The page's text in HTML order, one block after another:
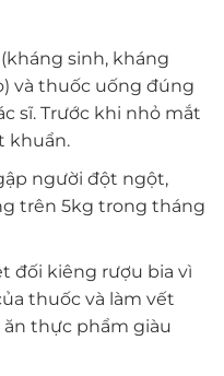
sinh, kháng
và thuốc uống đúng
sĩ. Trước khi nhỏ mắt
khuẩn.
người đột ngột,
trên 5kg trong tháng
đối kiêng rượu bia vì
thuốc và làm vết
ăn thực phẩm giàu